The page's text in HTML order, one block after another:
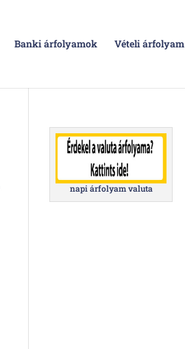
Banki árfolyamok Vételi árfolyam
napi árfolyam valuta